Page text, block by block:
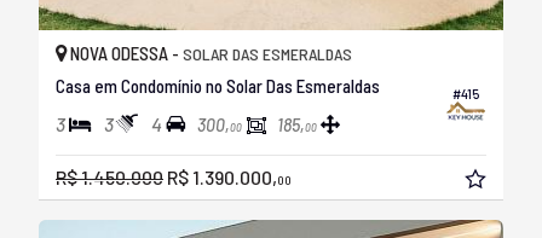
#415
NOVA ODESSA - SOLAR DAS ESMERALDAS
Casa em Condomínio no Solar Das Esmeraldas
3 3 4 300,00 185,00
R$ 1.450.000 R$ 1.390.000,00